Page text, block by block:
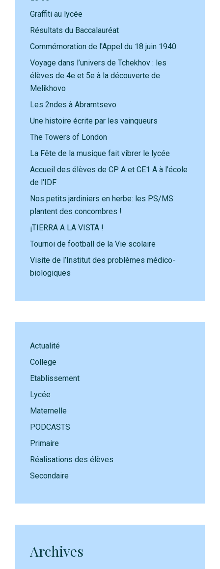
Graffiti au lycée
Résultats du Baccalauréat
Commémoration de l'Appel du 18 juin 1940
Voyage dans l’univers de Tchekhov : les
élèves de 4e et 5e à la découverte de
Melikhovo
Les 2ndes à Abramtsevo
Une histoire écrite par les vainqueurs
The Towers of London
La Fête de la musique fait vibrer le lycée
Accueil des élèves de CP A et CE1 A à l'école
de l'IDF
Nos petits jardiniers en herbe: les PS/MS
plantent des concombres !
¡TIERRA A LA VISTA !
Tournoi de football de la Vie scolaire
Visite de l’Institut des problèmes médico-
biologiques
Actualité
College
Etablissement
Lycée
Maternelle
PODCASTS
Primaire
Réalisations des élèves
Secondaire
Archives